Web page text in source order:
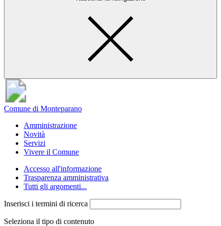
Comune di Monteparano
Amministrazione
Novità
Servizi
Vivere il Comune
Accesso all'informazione
Trasparenza amministrativa
Tutti gli argomenti...
Inserisci i termini di ricerca
Seleziona il tipo di contenuto